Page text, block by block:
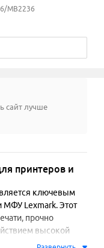
MB2236
сайт лучше
принтеров и
ключевым
МФУ Lexmark. Этот
прочно
высокой
напрямую